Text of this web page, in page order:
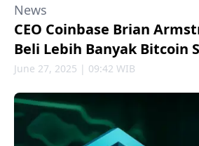
News
CEO Coinbase Brian
Beli Lebih Banyak Bitcoin
June 27, 2025 | 09:42 WIB